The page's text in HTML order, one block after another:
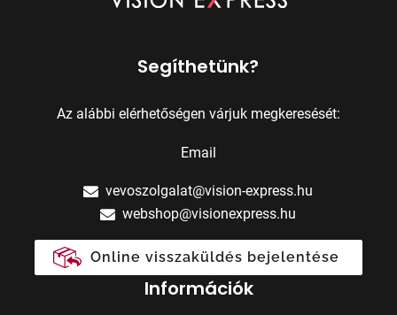
Segíthetünk?
Az alábbi elérhetőségen várjuk megkeresését:
Email
vevoszolgalat@vision-express.hu
webshop@visionexpress.hu
Online visszaküldés bejelentése
Információk